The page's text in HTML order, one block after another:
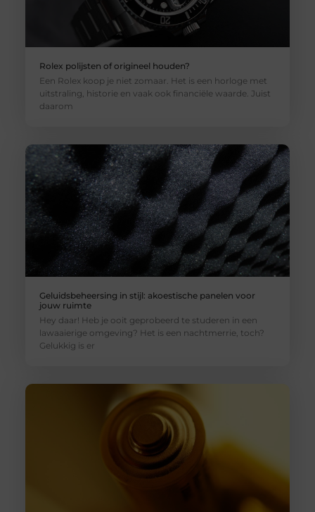
Rolex polijsten of origineel houden?
Een Rolex koop je niet zomaar. Het is een horloge met
uitstraling, historie en vaak ook financiële waarde. Juist
daarom
Geluidsbeheersing in stijl: akoestische panelen voor
jouw ruimte
Hey daar! Heb je ooit geprobeerd te studeren in een
lawaaierige omgeving? Het is een nachtmerrie, toch?
Gelukkig is er